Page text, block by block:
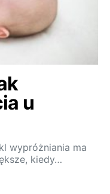
u
wypróżniania ma
kiedy…